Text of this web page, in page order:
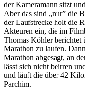
der Kameramann sitzt
Aber das sind „nur” die
der Laufstrecke holt die
Akteuren ein, die im
Thomas Köhler berichtet
Marathon zu laufen.
Marathon abgesagt, an
lässt sich nicht beirren
und läuft die über 42
Parchim.